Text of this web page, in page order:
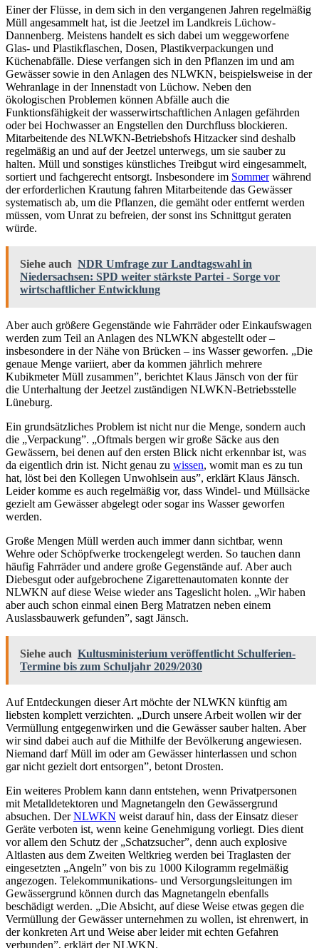
Einer der Flüsse, in dem sich in den vergangenen Jahren regelmäßig
Müll angesammelt hat, ist die Jeetzel im Landkreis Lüchow-
Dannenberg. Meistens handelt es sich dabei um weggeworfene
Glas- und Plastikflaschen, Dosen, Plastikverpackungen und
Küchenabfälle. Diese verfangen sich in den Pflanzen im und am
Gewässer sowie in den Anlagen des NLWKN, beispielsweise in der
Wehranlage in der Innenstadt von Lüchow. Neben den
ökologischen Problemen können Abfälle auch die
Funktionsfähigkeit der wasserwirtschaftlichen Anlagen gefährden
oder bei Hochwasser an Engstellen den Durchfluss blockieren.
Mitarbeitende des NLWKN-Betriebshofs Hitzacker sind deshalb
regelmäßig an und auf der Jeetzel unterwegs, um sie sauber zu
halten. Müll und sonstiges künstliches Treibgut wird eingesammelt,
sortiert und fachgerecht entsorgt. Insbesondere im Sommerwährend
der erforderlichen Krautung fahren Mitarbeitende das Gewässer
systematisch ab, um die Pflanzen, die gemäht oder entfernt werden
müssen, vom Unrat zu befreien, der sonst ins Schnittgut geraten
würde.
Siehe auch NDR Umfrage zur Landtagswahl in
Niedersachsen: SPD weiter stärkste Partei - Sorge vor
wirtschaftlicher Entwicklung
Aber auch größere Gegenstände wie Fahrräder oder Einkaufswagen
werden zum Teil an Anlagen des NLWKN abgestellt oder –
insbesondere in der Nähe von Brücken – ins Wasser geworfen. „Die
genaue Menge variiert, aber da kommen jährlich mehrere
Kubikmeter Müll zusammen”, berichtet Klaus Jänsch von der für
die Unterhaltung der Jeetzel zuständigen NLWKN-Betriebsstelle
Lüneburg.
Ein grundsätzliches Problem ist nicht nur die Menge, sondern auch
die „Verpackung”. „Oftmals bergen wir große Säcke aus den
Gewässern, bei denen auf den ersten Blick nicht erkennbar ist, was
da eigentlich drin ist. Nicht genau zu wissen, womit man es zu tun
hat, löst bei den Kollegen Unwohlsein aus”, erklärt Klaus Jänsch.
Leider komme es auch regelmäßig vor, dass Windel- und Müllsäcke
gezielt am Gewässer abgelegt oder sogar ins Wasser geworfen
werden.
Große Mengen Müll werden auch immer dann sichtbar, wenn
Wehre oder Schöpfwerke trockengelegt werden. So tauchen dann
häufig Fahrräder und andere große Gegenstände auf. Aber auch
Diebesgut oder aufgebrochene Zigarettenautomaten konnte der
NLWKN auf diese Weise wieder ans Tageslicht holen. „Wir haben
aber auch schon einmal einen Berg Matratzen neben einem
Auslassbauwerk gefunden”, sagt Jänsch.
Siehe auch Kultusministerium veröffentlicht Schulferien-
Termine bis zum Schuljahr 2029/2030
Auf Entdeckungen dieser Art möchte der NLWKN künftig am
liebsten komplett verzichten. „Durch unsere Arbeit wollen wir der
Vermüllung entgegenwirken und die Gewässer sauber halten. Aber
wir sind dabei auch auf die Mithilfe der Bevölkerung angewiesen.
Niemand darf Müll im oder am Gewässer hinterlassen und schon
gar nicht gezielt dort entsorgen”, betont Drosten.
Ein weiteres Problem kann dann entstehen, wenn Privatpersonen
mit Metalldetektoren und Magnetangeln den Gewässergrund
absuchen. DerNLWKN weist darauf hin, dass der Einsatz dieser
Geräte verboten ist, wenn keine Genehmigung vorliegt. Dies dient
vor allem den Schutz der „Schatzsucher”, denn auch explosive
Altlasten aus dem Zweiten Weltkrieg werden bei Traglasten der
eingesetzten „Angeln” von bis zu 1000 Kilogramm regelmäßig
angezogen. Telekommunikations- und Versorgungsleitungen im
Gewässergrund können durch das Magnetangeln ebenfalls
beschädigt werden. „Die Absicht, auf diese Weise etwas gegen die
Vermüllung der Gewässer unternehmen zu wollen, ist ehrenwert, in
der konkreten Art und Weise aber leider mit echten Gefahren
verbunden”, erklärt der NLWKN.